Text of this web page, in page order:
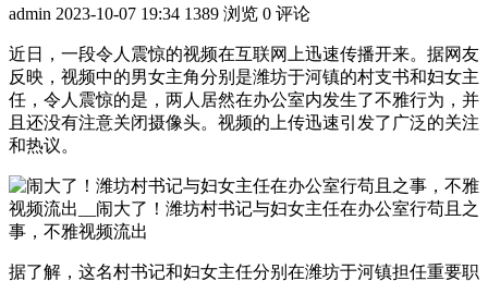
admin 2023-10-07 19:34 1389 浏览 0 评论
近日，一段令人震惊的视频在互联网上迅速传播开来。据网友
反映，视频中的男女主角分别是潍坊于河镇的村支书和妇女主
任，令人震惊的是，两人居然在办公室内发生了不雅行为，并
且还没有注意关闭摄像头。视频的上传迅速引发了广泛的关注
和热议。
据了解，这名村书记和妇女主任分别在潍坊于河镇担任重要职